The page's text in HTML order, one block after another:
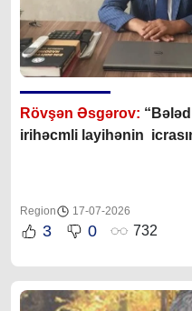
Rövşən Əsgərov:
irihəcmli layihənin
Region 17-07-2026
3 0 732